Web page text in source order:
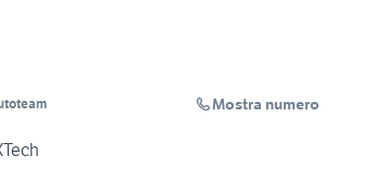
Mostra numero